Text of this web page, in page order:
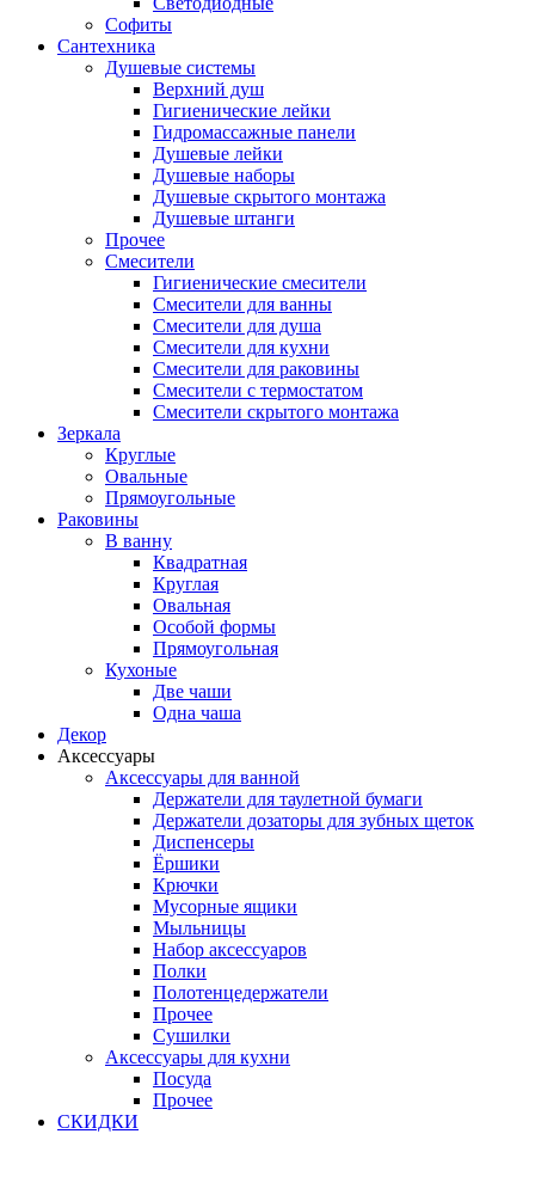
Софиты
Сантехника
Душевые системы
Верхний душ
Гигиенические лейки
Гидромассажные панели
Душевые лейки
Душевые наборы
Душевые скрытого монтажа
Душевые штанги
Прочее
Смесители
Гигиенические смесители
Смесители для ванны
Смесители для душа
Смесители для кухни
Смесители для раковины
Смесители с термостатом
Смесители скрытого монтажа
Зеркала
Круглые
Овальные
Прямоугольные
Раковины
В ванну
Квадратная
Круглая
Овальная
Особой формы
Прямоугольная
Кухоные
Две чаши
Одна чаша
Декор
Аксессуары
Аксессуары для ванной
Держатели для таулетной бумаги
Держатели дозаторы для зубных щеток
Диспенсеры
Ёршики
Крючки
Мусорные ящики
Мыльницы
Набор аксессуаров
Полки
Полотенцедержатели
Прочее
Сушилки
Аксессуары для кухни
Посуда
Прочее
СКИДКИ